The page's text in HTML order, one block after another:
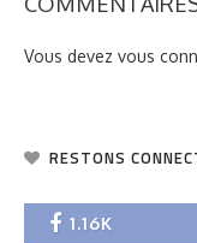
Vous devez vous
RESTONS
1.16K